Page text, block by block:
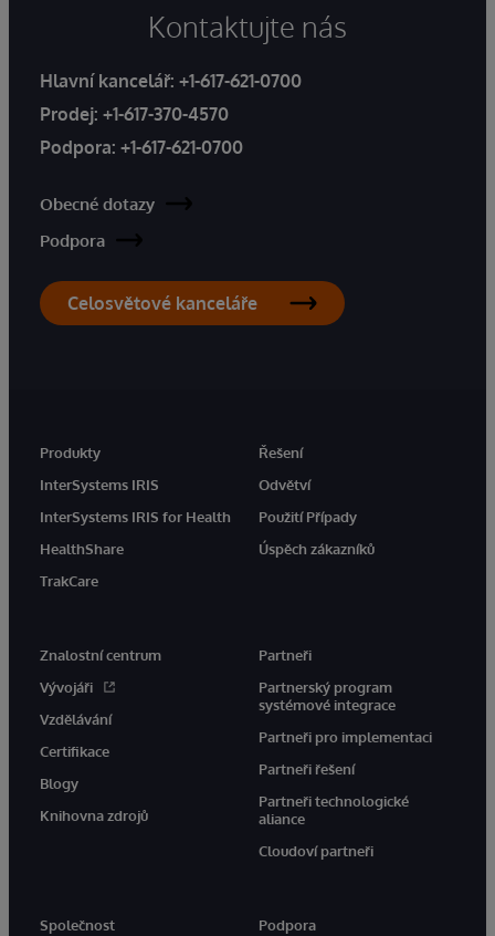
Kontaktujte nás
Hlavní kancelář: +1-617-621-0700
Prodej: +1-617-370-4570
Podpora: +1-617-621-0700
Obecné dotazy
Podpora
Celosvětové kanceláře
Produkty
InterSystems IRIS
InterSystems IRIS for Health
HealthShare
TrakCare
Řešení
Odvětví
Použití Případy
Úspěch zákazníků
Znalostní centrum
Vývojáři
Vzdělávání
Certifikace
Blogy
Knihovna zdrojů
Partneři
Partnerský program
systémové integrace
Partneři pro implementaci
Partneři řešení
Partneři technologické
aliance
Cloudoví partneři
Společnost Podpora